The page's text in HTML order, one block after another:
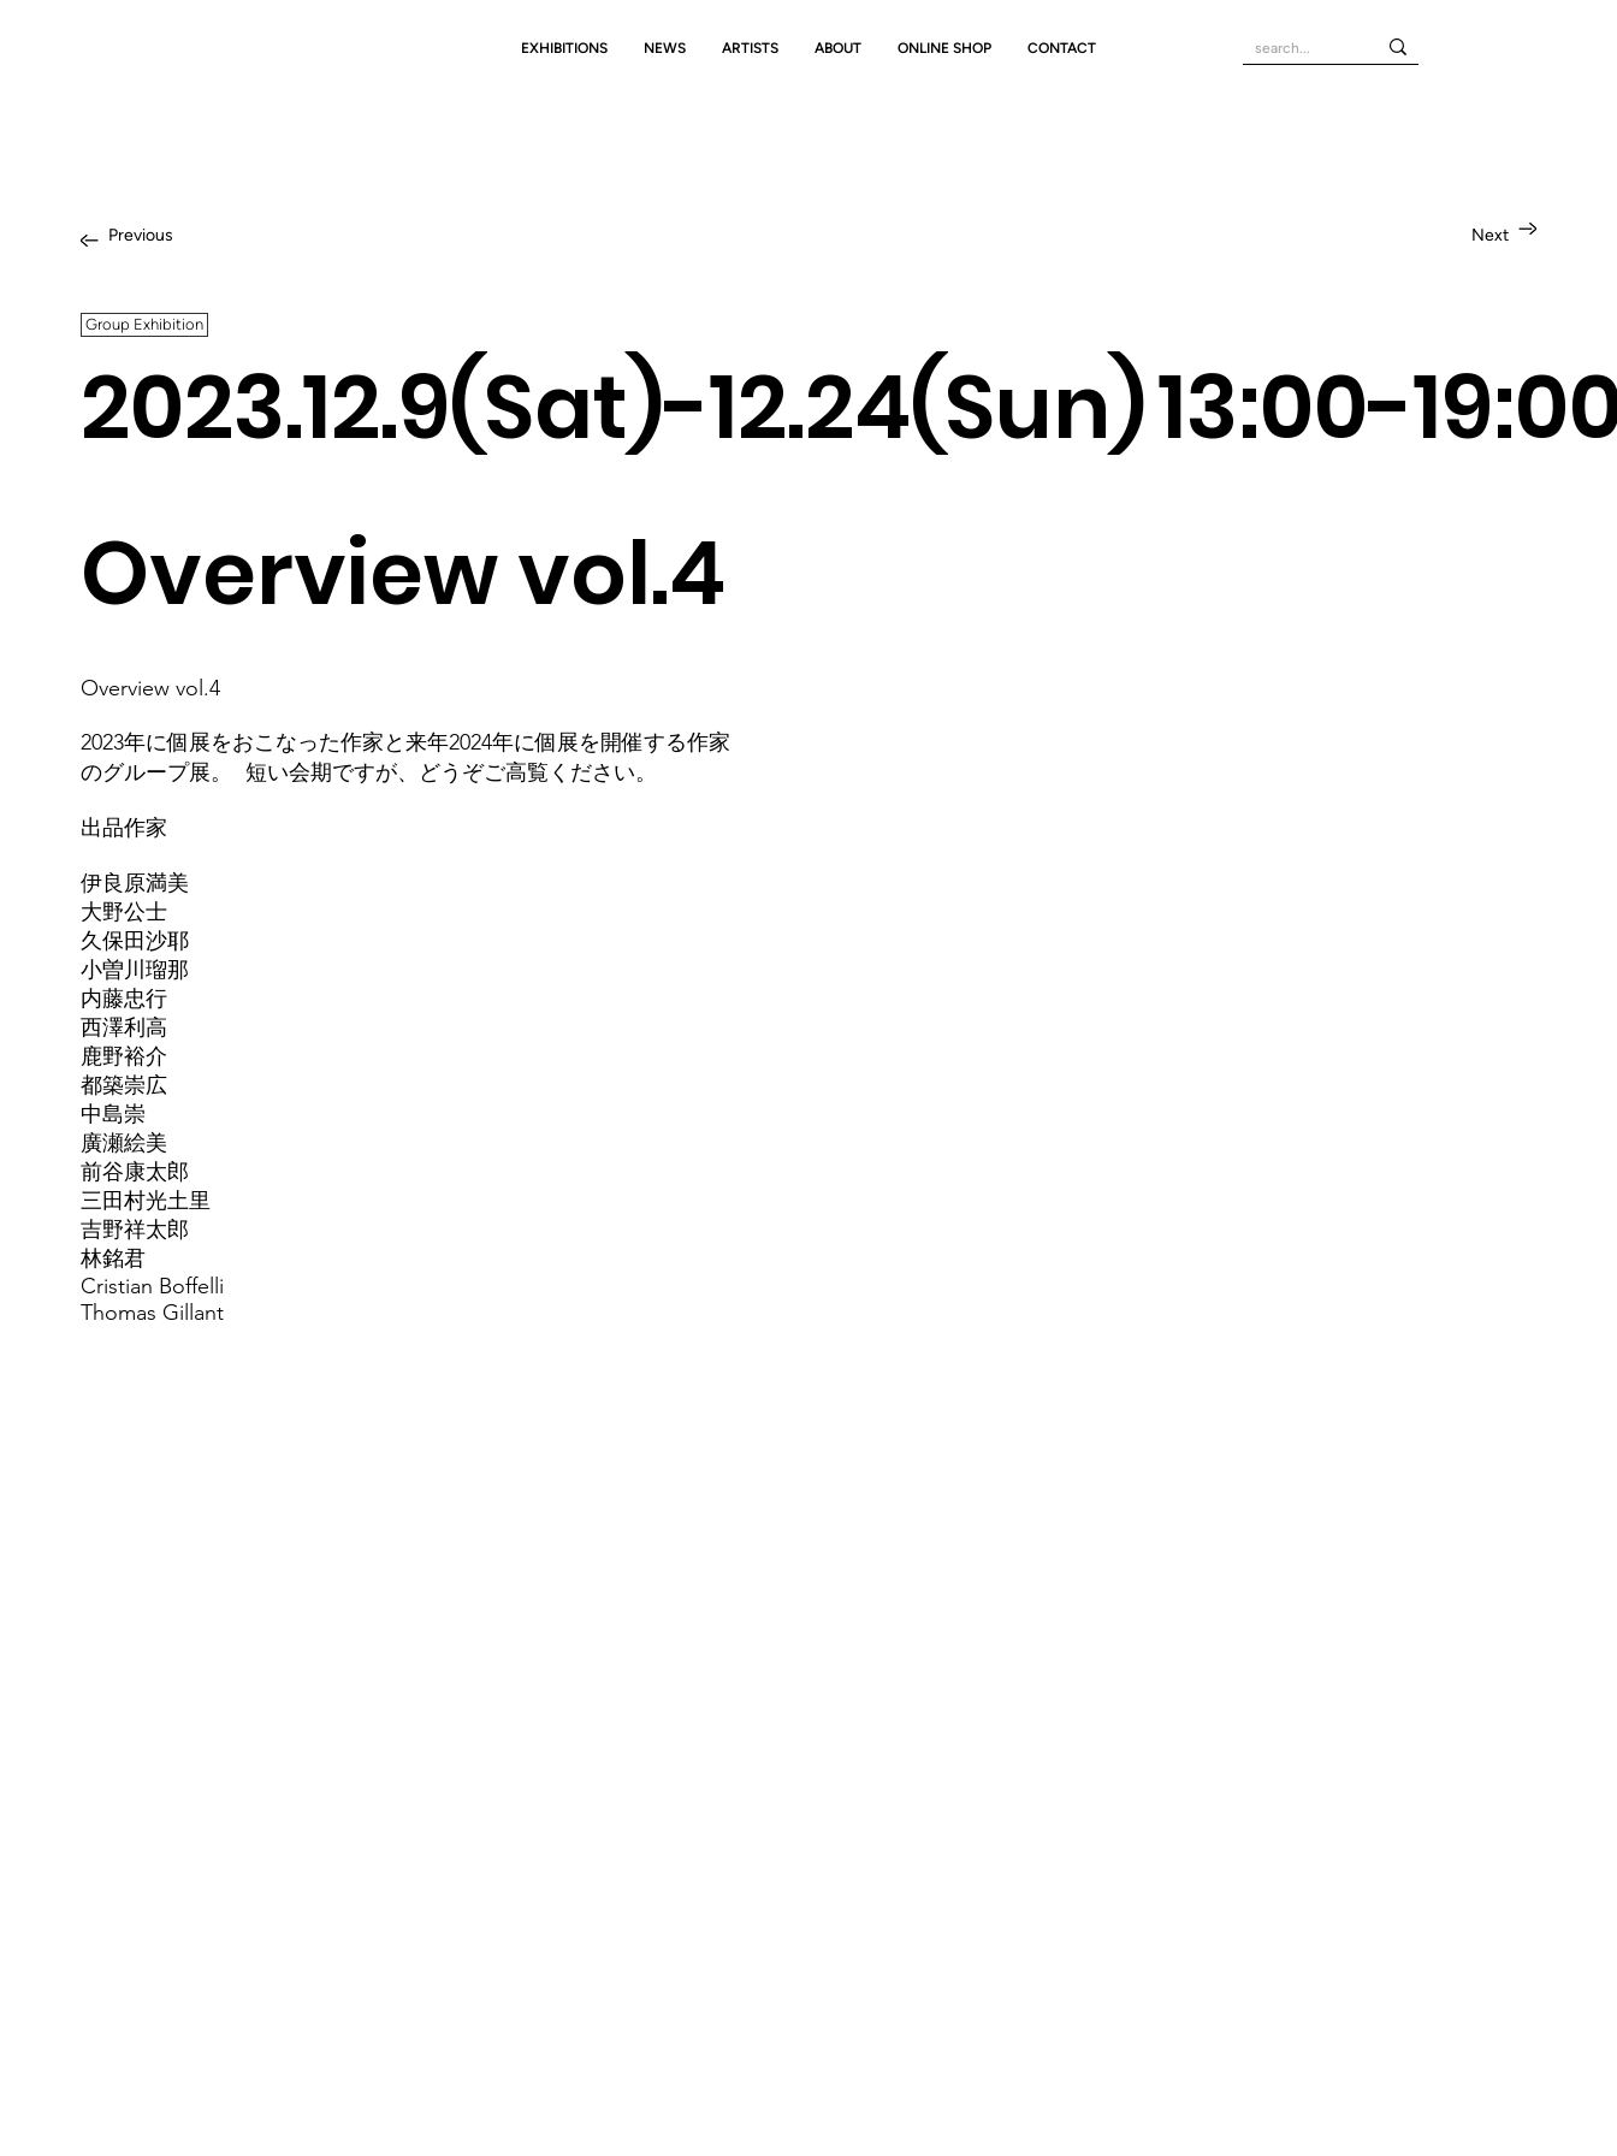
EXHIBITIONS NEWS ARTISTS ABOUT ONLINE SHOP CONTACT
Previous Next
Group Exhibition
13:00-
2023.12.9(Sat)-12.24(Sun)
Overview vol.4
2023年に個展をおこなった作家と来年2024年に個展を開催する作家
のグループ展。 短い会期ですが、どうぞご高覧ください。
出品作家
伊良原満美
大野公士
久保田沙耶
小曽川瑠那
内藤忠行
西澤利高
鹿野裕介
都築崇広
中島崇
廣瀬絵美
前谷康太郎
三田村光土里
吉野祥太郎
林銘君
Cristian Boffelli
Thomas Gillant
Overview vol.4